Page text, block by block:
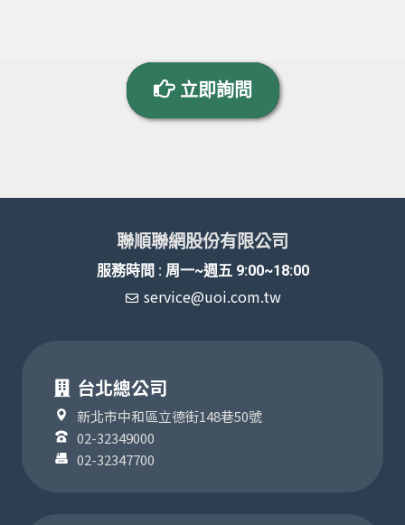
立即詢問
聯順聯網股份有限公司
服務時間 : 周一~週五 9:00~18:00
service@uoi.com.tw
台北總公司
新北市中和區立德街148巷50號
02-32349000
02-32347700